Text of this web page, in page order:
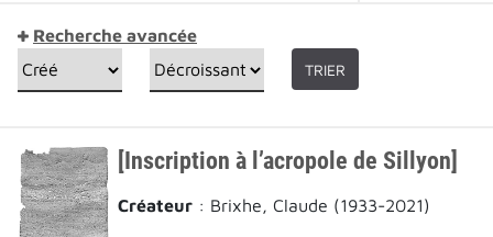
Recherche avancée
TRIER
[Inscription à l’acropole de Sillyon]
Créateur : Brixhe, Claude (1933-2021)